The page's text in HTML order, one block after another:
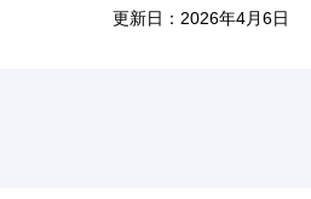
更新日：2026年4月6日